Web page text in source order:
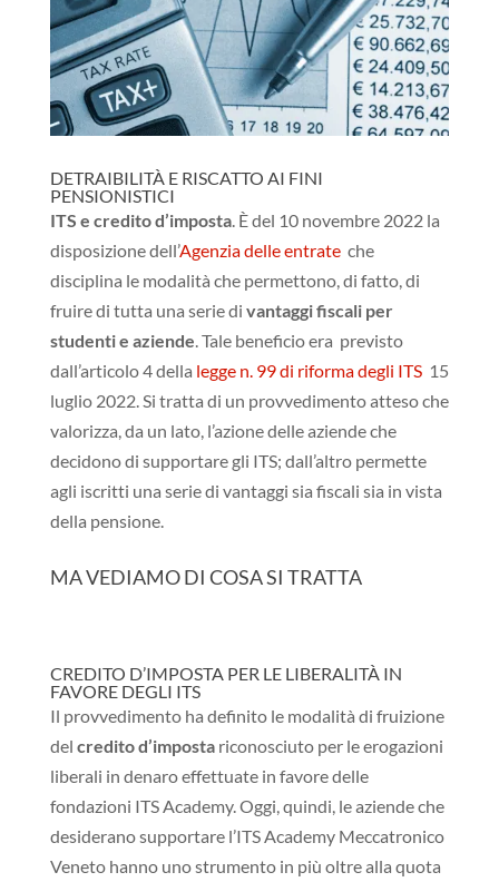
DETRAIBILITÀ E RISCATTO AI FINI
PENSIONISTICI
ITS e credito d’imposta. È del 10 novembre 2022 la
disposizione dell’Agenzia delle entrate che
disciplina le modalità che permettono, di fatto, di
fruire di tutta una serie di vantaggi fiscali per
studenti e aziende. Tale beneficio era previsto
dall’articolo 4 della legge n. 99 di riforma degli ITS 15
luglio 2022. Si tratta di un provvedimento atteso che
valorizza, da un lato, l’azione delle aziende che
decidono di supportare gli ITS; dall’altro permette
agli iscritti una serie di vantaggi sia fiscali sia in vista
della pensione.
MA VEDIAMO DI COSA SI TRATTA
CREDITO D’IMPOSTA PER LE LIBERALITÀ IN
FAVORE DEGLI ITS
Il provvedimento ha definito le modalità di fruizione
del credito d’impostariconosciuto per le erogazioni
liberali in denaro effettuate in favore delle
fondazioni ITS Academy. Oggi, quindi, le aziende che
desiderano supportare l’ITS Academy Meccatronico
Veneto hanno uno strumento in più oltre alla quota